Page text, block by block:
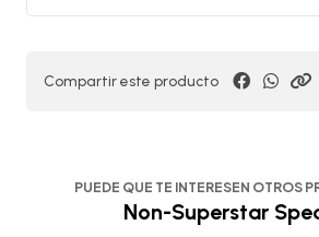
Compartir este producto
PUEDE QUE TE INTERESEN OTROS
Non-Superstar